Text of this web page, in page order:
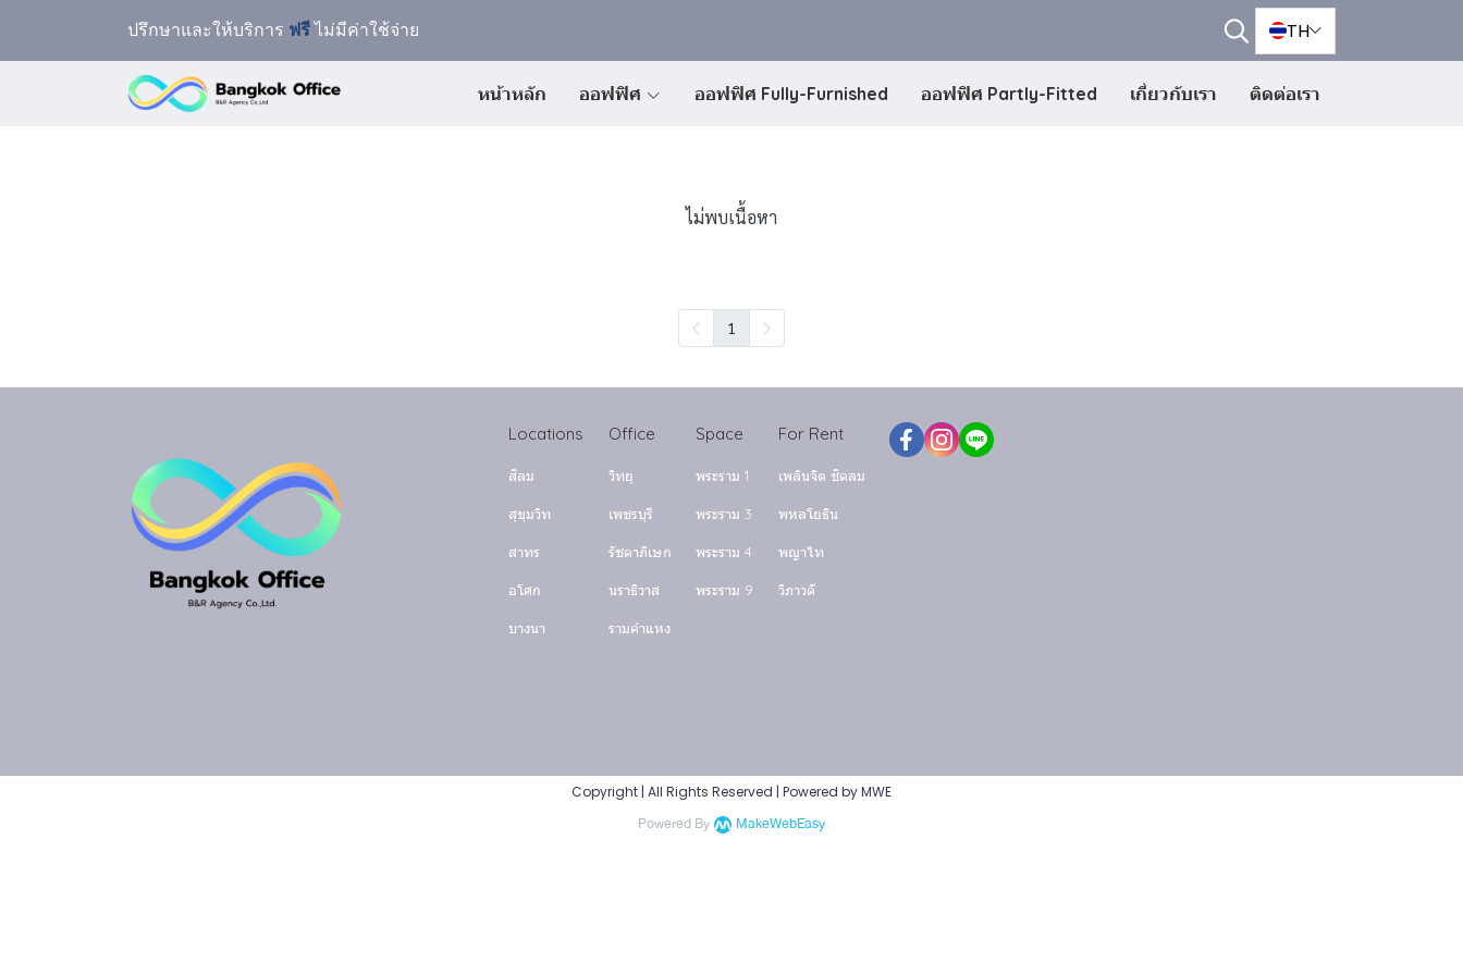
ปรึกษาและให้บริการ ฟรีไม่มีค่าใช้จ่าย TH
หน้าหลัก ออฟฟิศ ออฟฟิศ Fully-Furnished ออฟฟิศ Partly-Fitted เกี่ยวกับเรา ติดต่อเรา
ไม่พบเนื้อหา
1
Locations
สีลม
สุขุมวิท
สาทร
อโศก
บางนา
Office
วิทยุ
เพชรบุรี
รัชดาภิเษก
นราธิวาส
รามคำแหง
Space
พระราม 1
พระราม 3
พระราม 4
พระราม 9
For Rent
เพลินจิต ชิดลม
พหลโยธิน
พญาไท
วิภาวดี
Copyright | All Rights Reserved | Powered by MWE
Powered By MakeWebEasy